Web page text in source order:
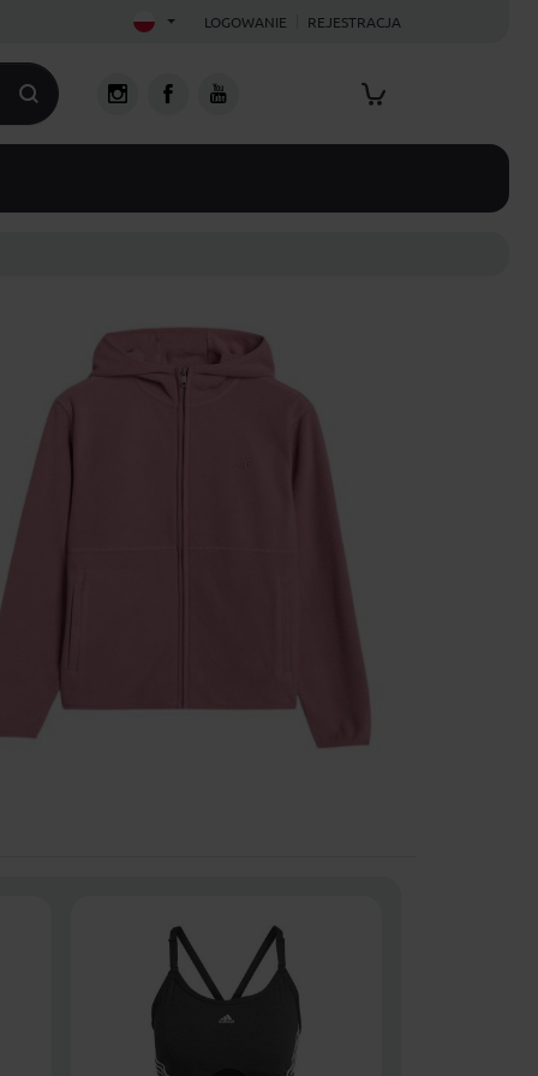
LOGOWANIE REJESTRACJA